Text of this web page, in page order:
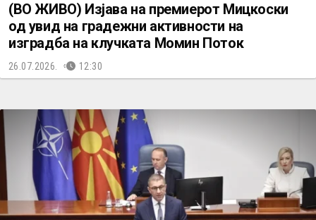
(ВО ЖИВО) Изјава на премиерот Мицкоски
од увид на градежни активности на
изградба на клучката Момин Поток
26.07.2026. 12:30